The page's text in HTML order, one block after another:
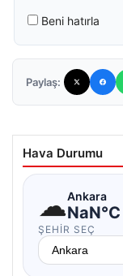
Beni hatırla
Paylaş:
Hava Durumu
☁Ankara
NaN°C
ŞEHIR SEÇ